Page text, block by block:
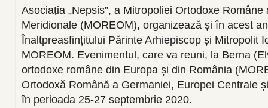
Asociația „Nepsis”, a Mitropoliei Ortodoxe
Meridionale (MOREOM), organizează și în acest
Înaltpreasfințitului Părinte Arhiepiscop și Mitropolit
MOREOM. Evenimentul, care va reuni, la Berna
ortodoxe române din Europa și din România
Ortodoxă Română a Germaniei, Europei Centrale
în perioada 25-27 septembrie 2020.